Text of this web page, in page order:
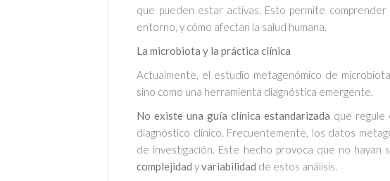
que pueden estar activas. Esto permite
entorno, y cómo afectan la salud humana.
La microbiota y la práctica clínica
Actualmente, el estudio metagenómico de
sino como una herramienta diagnóstica emergente.
No existe una guía clínica estandarizada que regule
diagnóstico clínico. Frecuentemente, los datos
de investigación. Este hecho provoca que no
complejidad yvariabilidad de estos análisis.